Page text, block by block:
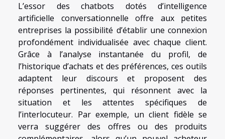
L’essor des chatbots dotés d’intelligence
artificielle conversationnelle offre aux petites
entreprises la possibilité d’établir une connexion
profondément individualisée avec chaque client.
Grâce à l’analyse instantanée du profil, de
l’historique d’achats et des préférences, ces outils
adaptent leur discours et proposent des
réponses pertinentes, qui résonnent avec la
situation et les attentes spécifiques de
l’interlocuteur. Par exemple, un client fidèle se
verra suggérer des offres ou des produits